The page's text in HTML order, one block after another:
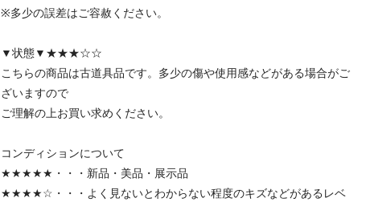
※多少の誤差はご容赦ください。
▼状態▼★★★☆☆
こちらの商品は古道具品です。多少の傷や使用感などがある場合がご
ざいますので
ご理解の上お買い求めください。
コンディションについて
★★★★★・・・新品・美品・展示品
★★★★☆・・・よく見ないとわからない程度のキズなどがあるレベ